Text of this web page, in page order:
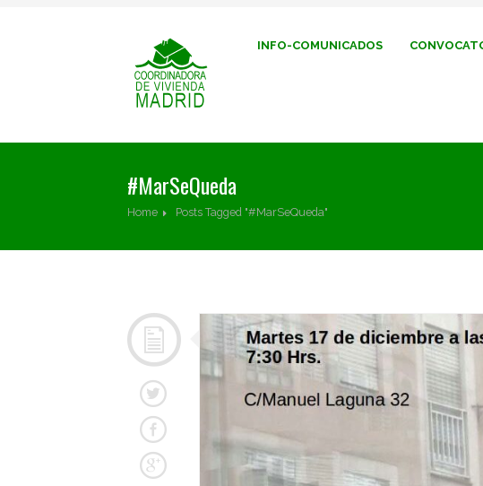
INFO-COMUNICADOS
#MarSeQueda
Home Posts Tagged "#MarSeQueda"